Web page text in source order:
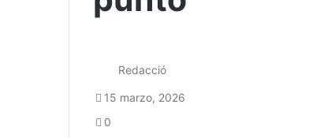
Redacció
15 marzo, 2026
0